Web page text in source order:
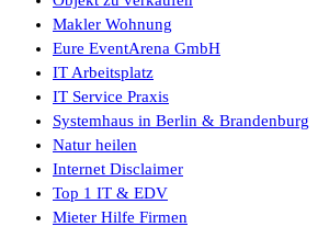
Makler Wohnung
Eure EventArena GmbH
IT Arbeitsplatz
IT Service Praxis
Systemhaus in Berlin & Brandenburg
Natur heilen
Internet Disclaimer
Top 1 IT & EDV
Mieter Hilfe Firmen